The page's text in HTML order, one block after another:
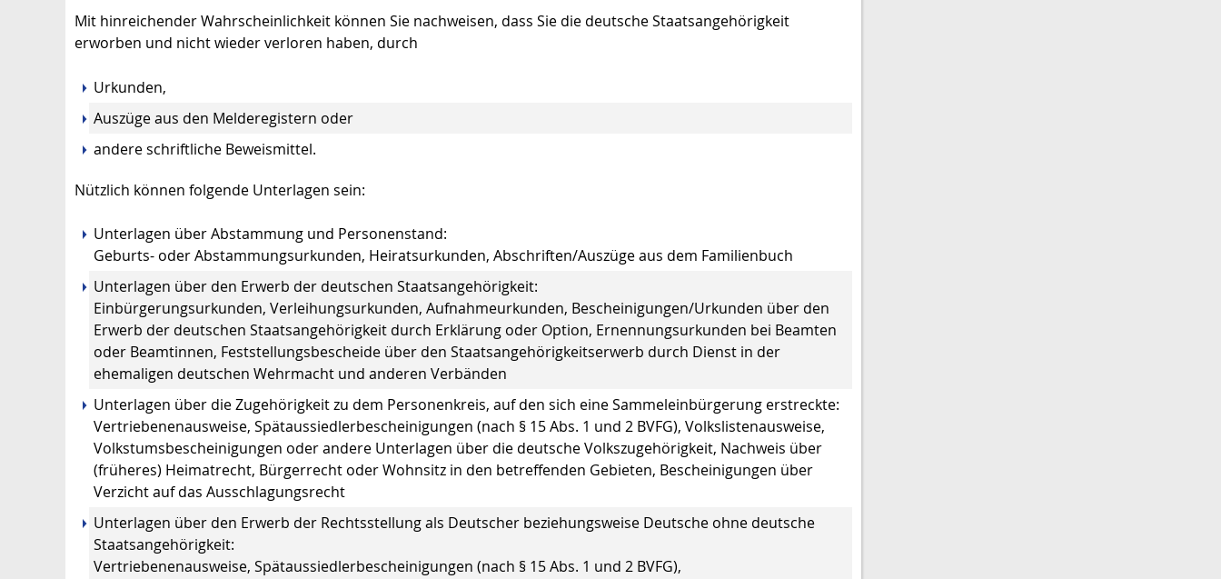
Mit hinreichender Wahrscheinlichkeit können Sie nachweisen, dass Sie die deutsche Staatsangehörigkeit
erworben und nicht wieder verloren haben, durch
Urkunden,
Auszüge aus den Melderegistern oder
andere schriftliche Beweismittel.
Nützlich können folgende Unterlagen sein:
Unterlagen über Abstammung und Personenstand:
Geburts- oder Abstammungsurkunden, Heiratsurkunden, Abschriften/Auszüge aus dem Familienbuch
Unterlagen über den Erwerb der deutschen Staatsangehörigkeit:
Einbürgerungsurkunden, Verleihungsurkunden, Aufnahmeurkunden, Bescheinigungen/Urkunden über den
Erwerb der deutschen Staatsangehörigkeit durch Erklärung oder Option, Ernennungsurkunden bei Beamten
oder Beamtinnen, Feststellungsbescheide über den Staatsangehörigkeitserwerb durch Dienst in der
ehemaligen deutschen Wehrmacht und anderen Verbänden
Unterlagen über die Zugehörigkeit zu dem Personenkreis, auf den sich eine Sammeleinbürgerung erstreckte:
Vertriebenenausweise, Spätaussiedlerbescheinigungen (nach § 15 Abs. 1 und 2 BVFG), Volkslistenausweise,
Volkstumsbescheinigungen oder andere Unterlagen über die deutsche Volkszugehörigkeit, Nachweis über
(früheres) Heimatrecht, Bürgerrecht oder Wohnsitz in den betreffenden Gebieten, Bescheinigungen über
Verzicht auf das Ausschlagungsrecht
Unterlagen über den Erwerb der Rechtsstellung als Deutscher beziehungsweise Deutsche ohne deutsche
Staatsangehörigkeit:
Vertriebenenausweise, Spätaussiedlerbescheinigungen (nach § 15 Abs. 1 und 2 BVFG),